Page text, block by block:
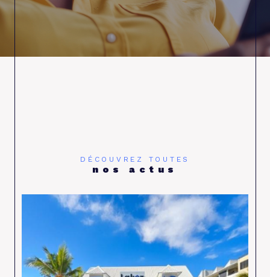
DÉCOUVREZ TOUTES
nos actus